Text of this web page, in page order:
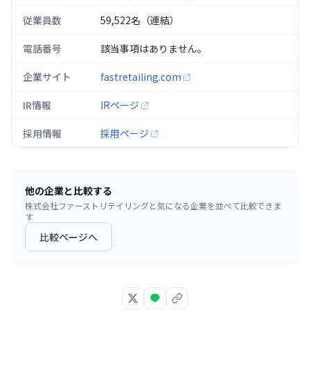
従業員数 59,522名（連結）
電話番号 該当事項はありません。
企業サイト fastretailing.com
IR情報 IRページ
採用情報 採用ページ
他の企業と比較する
株式会社ファーストリテイリングと気になる企業を並べて比較できま
す
比較ページへ